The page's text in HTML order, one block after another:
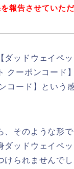
報告させていた
ダッドウェイペ
クーポンコード
コード】という
、そのような形
ダッドウェイペ
けられませんでし